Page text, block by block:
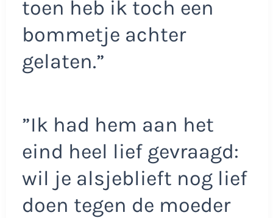
toen heb ik toch een
bommetje achter
gelaten.”
”Ik had hem aan het
eind heel lief gevraagd:
wil je alsjeblieft nog lief
doen tegen de moeder